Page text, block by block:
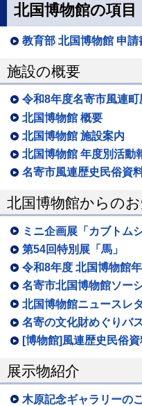
北国博物館の項目
教育部 北国博物館 申請
施設の概要
令和8年度名寄市風連
北国博物館 概要
北国博物館 施設案内
北国博物館 年度別活動
名寄市風連歴史民俗資
北国博物館からの
ミニ企画展「カブトム
第54回特別展「馬」
令和8年度 北国博物館
名寄市北国博物館ソー
北国博物館ニュースレ
名寄の文化財めぐりバ
[博物館]風連歴史民俗
展示物紹介
木原記念ギャラリーの